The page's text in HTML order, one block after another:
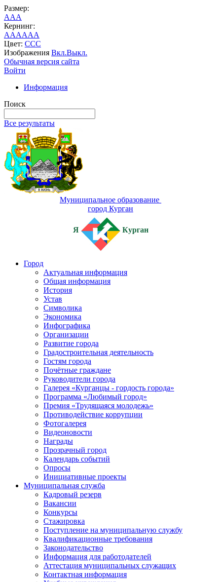
Размер:
AAA
Кернинг:
AAAAAA
Цвет: CCC
Изображения Вкл.Выкл.
Обычная версия сайта
Войти
Информация
Поиск
Все результаты
Муниципальное образование
город Курган
Я Курган
Город
Актуальная информация
Общая информация
История
Устав
Символика
Экономика
Инфографика
Организации
Развитие города
Градостроительная деятельность
Гостям города
Почётные граждане
Руководители города
Галерея «Курганцы - гордость города»
Программа «Любимый город»
Премия «Трудящаяся молодежь»
Противодействие коррупции
Фотогалерея
Видеоновости
Награды
Прозрачный город
Календарь событий
Опросы
Инициативные проекты
Муниципальная служба
Кадровый резерв
Вакансии
Конкурсы
Стажировка
Поступление на муниципальную службу
Квалификационные требования
Законодательство
Информация для работодателей
Аттестация муниципальных служащих
Контактная информация